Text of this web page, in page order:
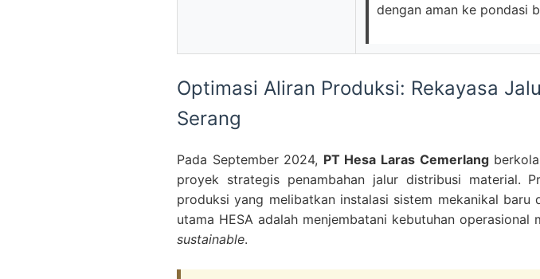
dengan aman ke pondasi
Optimasi Aliran Produksi: Rekayasa
Serang
Pada September 2024, PT Hesa Laras Cemerlang
proyek strategis penambahan jalur distribusi material.
produksi yang melibatkan instalasi sistem mekanikal baru
utama HESA adalah menjembatani kebutuhan
sustainable.